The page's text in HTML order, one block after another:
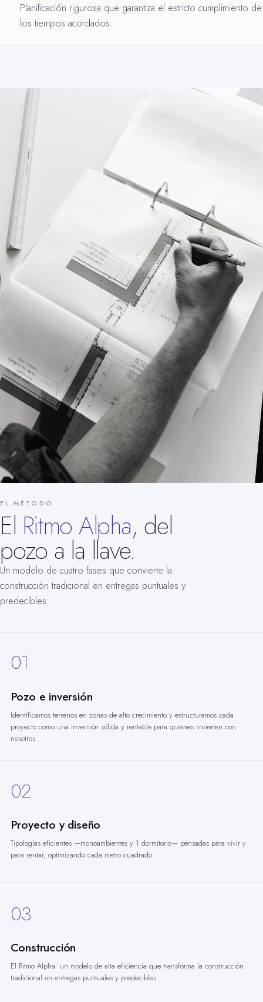
Planificación rigurosa que garantiza el estricto cumplimiento de
los tiempos acordados.
EL MÉTODO
El Ritmo Alpha, del
pozo a la llave.
Un modelo de cuatro fases que convierte la
construcción tradicional en entregas puntuales y
predecibles.
01
Pozo e inversión
Identificamos terrenos en zonas de alto crecimiento y estructuramos cada
proyecto como una inversión sólida y rentable para quienes invierten con
nosotros.
02
Proyecto y diseño
Tipologías eficientes —monoambientes y 1 dormitorio— pensadas para vivir y
para rentar, optimizando cada metro cuadrado.
03
Construcción
El Ritmo Alpha: un modelo de alta eficiencia que transforma la construcción
tradicional en entregas puntuales y predecibles.